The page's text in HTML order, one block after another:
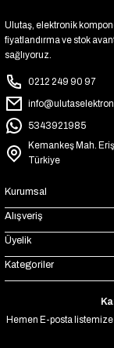
Ulutaş, elektronik
fiyatlandırma ve stok
sağlıyoruz.
0212 249 90 97
5343921985
Kemankeş Mah.
Türkiye
Kurumsal
Alışveriş
Üyelik
Kategoriler
Hemen E-posta listemize